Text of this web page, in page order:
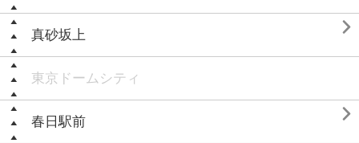
真砂坂上 
東京ドームシティ
春日駅前 